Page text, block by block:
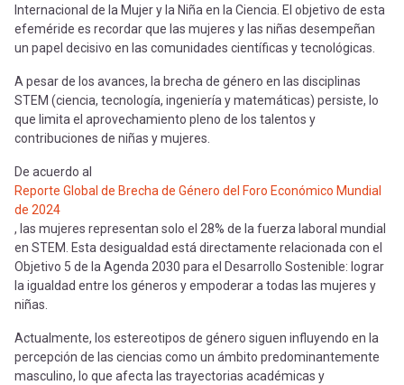
Internacional de la Mujer y la Niña en la Ciencia. El objetivo de esta
efeméride es recordar que las mujeres y las niñas desempeñan
un papel decisivo en las comunidades científicas y tecnológicas.
A pesar de los avances, la brecha de género en las disciplinas
STEM (ciencia, tecnología, ingeniería y matemáticas) persiste, lo
que limita el aprovechamiento pleno de los talentos y
contribuciones de niñas y mujeres.
De acuerdo al
Reporte Global de Brecha de Género del Foro Económico Mundial
de 2024
, las mujeres representan solo el 28% de la fuerza laboral mundial
en STEM. Esta desigualdad está directamente relacionada con el
Objetivo 5 de la Agenda 2030 para el Desarrollo Sostenible: lograr
la igualdad entre los géneros y empoderar a todas las mujeres y
niñas.
Actualmente, los estereotipos de género siguen influyendo en la
percepción de las ciencias como un ámbito predominantemente
masculino, lo que afecta las trayectorias académicas y